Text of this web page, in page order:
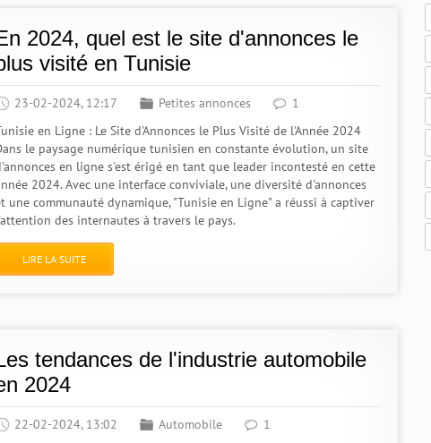
2024, quel est le site d'annonces le
visité en Tunisie
23-02-2024, 12:17 Petites annonces
1
en Ligne : Le Site d'Annonces le Plus Visité de l'Année 2024
le paysage numérique tunisien en constante évolution, un site
en ligne s'est érigé en tant que leader incontesté en cette
2024. Avec une interface conviviale, une diversité d'annonces
une communauté dynamique, "Tunisie en Ligne" a réussi à captiver
des internautes à travers le pays.
LIRE LA SUITE
tendances de l'industrie automobile
2024
22-02-2024, 13:02 Automobile
1